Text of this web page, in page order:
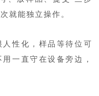
就能独立操作。
性化，样品等待位可
一直守在设备旁边，